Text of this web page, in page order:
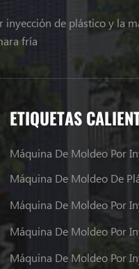
de plástico y la
fría
ETIQUETAS
Máquina De Moldeo Por
Máquina De Moldeo De
Máquina De Moldeo Por
Máquina De Moldeo Por